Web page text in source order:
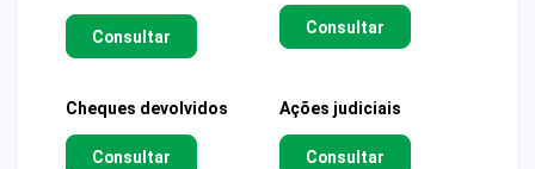
Consultar Consultar
Cheques devolvidos
Consultar
Ações judiciais
Consultar